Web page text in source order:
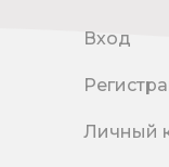
Вход
Личный